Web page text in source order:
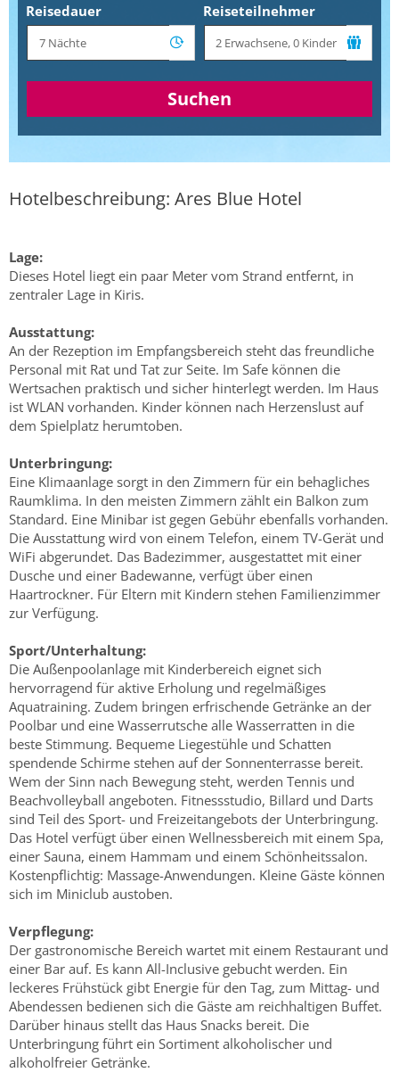
Reisedauer Reiseteilnehmer
Suchen
Hotelbeschreibung: Ares Blue Hotel
Lage:
Dieses Hotel liegt ein paar Meter vom Strand entfernt, in
zentraler Lage in Kiris.
Ausstattung:
An der Rezeption im Empfangsbereich steht das freundliche
Personal mit Rat und Tat zur Seite. Im Safe können die
Wertsachen praktisch und sicher hinterlegt werden. Im Haus
ist WLAN vorhanden. Kinder können nach Herzenslust auf
dem Spielplatz herumtoben.
Unterbringung:
Eine Klimaanlage sorgt in den Zimmern für ein behagliches
Raumklima. In den meisten Zimmern zählt ein Balkon zum
Standard. Eine Minibar ist gegen Gebühr ebenfalls vorhanden.
Die Ausstattung wird von einem Telefon, einem TV-Gerät und
WiFi abgerundet. Das Badezimmer, ausgestattet mit einer
Dusche und einer Badewanne, verfügt über einen
Haartrockner. Für Eltern mit Kindern stehen Familienzimmer
zur Verfügung.
Sport/Unterhaltung:
Die Außenpoolanlage mit Kinderbereich eignet sich
hervorragend für aktive Erholung und regelmäßiges
Aquatraining. Zudem bringen erfrischende Getränke an der
Poolbar und eine Wasserrutsche alle Wasserratten in die
beste Stimmung. Bequeme Liegestühle und Schatten
spendende Schirme stehen auf der Sonnenterrasse bereit.
Wem der Sinn nach Bewegung steht, werden Tennis und
Beachvolleyball angeboten. Fitnessstudio, Billard und Darts
sind Teil des Sport- und Freizeitangebots der Unterbringung.
Das Hotel verfügt über einen Wellnessbereich mit einem Spa,
einer Sauna, einem Hammam und einem Schönheitssalon.
Kostenpflichtig: Massage-Anwendungen. Kleine Gäste können
sich im Miniclub austoben.
Verpflegung:
Der gastronomische Bereich wartet mit einem Restaurant und
einer Bar auf. Es kann All-Inclusive gebucht werden. Ein
leckeres Frühstück gibt Energie für den Tag, zum Mittag- und
Abendessen bedienen sich die Gäste am reichhaltigen Buffet.
Darüber hinaus stellt das Haus Snacks bereit. Die
Unterbringung führt ein Sortiment alkoholischer und
alkoholfreier Getränke.